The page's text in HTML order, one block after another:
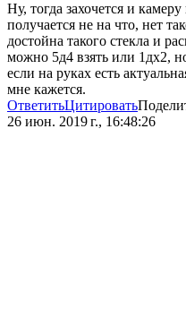
Ну, тогда захочется и
получается не на что, нет
достойна такого стекла и
можно 5д4 взять или 1дх2,
если на руках есть
мне кажется.
ОтветитьЦитировать
26 июн. 2019 г., 16:48:26